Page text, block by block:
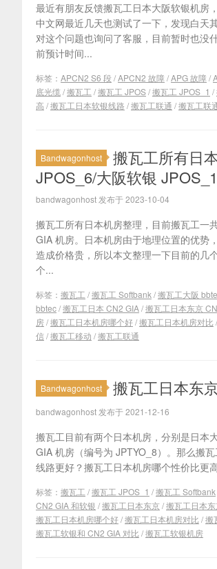
最近有朋友反馈搬瓦工日本大阪软银机房
中文网最近几天也测试了一下，发现白天
对这个问题也询问了客服，目前暂时也没
前预计时间...
标签： APCN2 S6 段/APCN2 故障 /APG 故障 /
底光缆 /搬瓦工 /搬瓦工 JPOS/搬瓦工 JPOS_1 /
高 /搬瓦工日本软银线路 /搬瓦工联通 /搬瓦工联
Bandwagonhost
搬瓦工所有日
JPOS_6/大阪软银 JPOS_1
bandwagonhost 发布于 2023-10-04
搬瓦工所有日本机房整理，目前搬瓦工一
GIA 机房。日本机房由于地理位置的优势
造成价格贵，所以本文整理一下目前的几
个...
标签： 搬瓦工 /搬瓦工 Softbank /搬瓦工大阪
bbtec/搬瓦工日本 CN2 GIA/搬瓦工日本东京
房/搬瓦工日本机房哪个好/搬瓦工日本机房对比/
信/搬瓦工移动 /搬瓦工联通
Bandwagonhost 搬瓦工日本东
bandwagonhost 发布于 2021-12-16
搬瓦工目前有两个日本机房，分别是日本
GIA 机房（编号为 JPTYO_8）。那么搬
线路更好？搬瓦工日本机房哪个性价比更
标签： 搬瓦工 /搬瓦工 JPOS_1 /搬瓦工 Softbank
CN2 GIA 和软银 /搬瓦工日本东京/搬瓦工日本
搬瓦工日本机房哪个好/搬瓦工日本机房对比/搬
搬瓦工软银和 CN2 GIA 对比/搬瓦工软银机房